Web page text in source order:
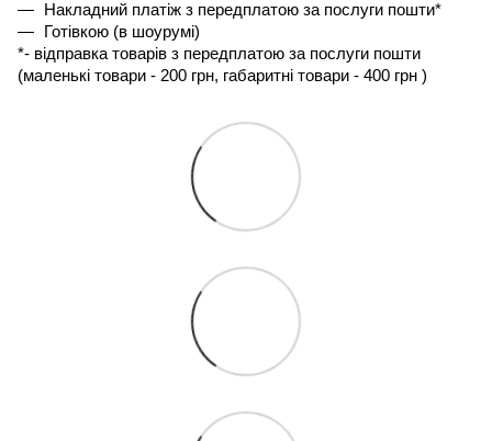
Накладний платіж з передплатою за послуги пошти*
Готівкою (в шоурумі)
*- відправка товарів з передплатою за послуги пошти
(маленькі товари - 200 грн, габаритні товари - 400 грн )